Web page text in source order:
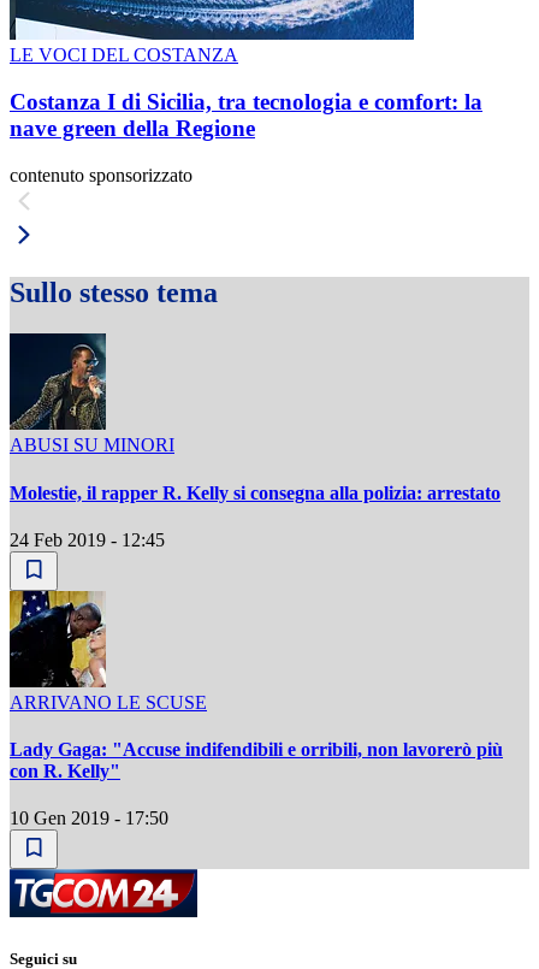
LE VOCI DEL COSTANZA
Costanza I di Sicilia, tra tecnologia e comfort: la
nave green della Regione
contenuto sponsorizzato
Sullo stesso tema
ABUSI SU MINORI
Molestie, il rapper R. Kelly si consegna alla polizia: arrestato
24 Feb 2019 - 12:45
ARRIVANO LE SCUSE
Lady Gaga: "Accuse indifendibili e orribili, non lavorerò più
con R. Kelly"
10 Gen 2019 - 17:50
Seguici su